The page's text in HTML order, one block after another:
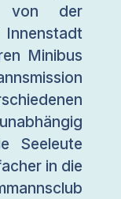
der
Innenstadt
Minibus
Seeleute
in die